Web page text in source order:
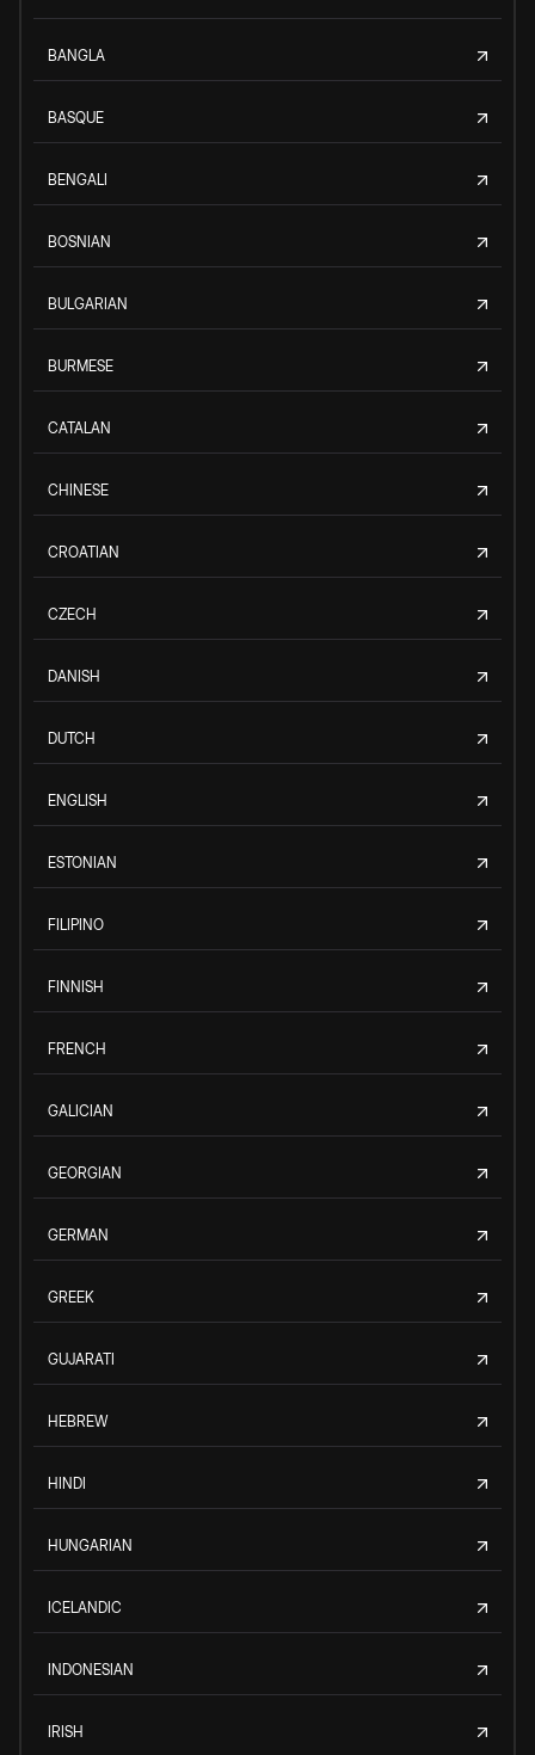
BANGLA
BASQUE
BENGALI
BOSNIAN
BULGARIAN
BURMESE
CATALAN
CHINESE
CROATIAN
CZECH
DANISH
DUTCH
ENGLISH
ESTONIAN
FILIPINO
FINNISH
FRENCH
GALICIAN
GEORGIAN
GERMAN
GREEK
GUJARATI
HEBREW
HINDI
HUNGARIAN
ICELANDIC
INDONESIAN
IRISH